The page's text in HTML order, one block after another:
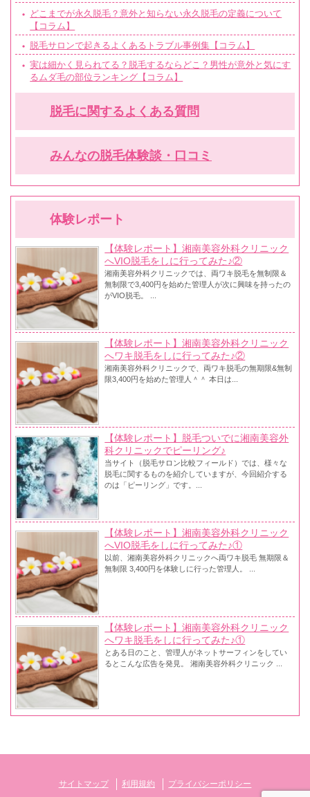
どこまでが永久脱毛？意外と知らない永久脱毛の定義について
【コラム】
脱毛サロンで起きるよくあるトラブル事例集【コラム】
実は細かく見られてる？脱毛するならどこ？男性が意外と気にす
るムダ毛の部位ランキング【コラム】
脱毛に関するよくある質問
みんなの脱毛体験談・口コミ
体験レポート
【体験レポート】湘南美容外科クリニック
へVIO脱毛をしに行ってみた♪②
湘南美容外科クリニックでは、両ワキ脱毛を無制限＆
無制限で3,400円を始めた管理人が次に興味を持ったの
がVIO脱毛。 ...
【体験レポート】湘南美容外科クリニック
へワキ脱毛をしに行ってみた♪②
湘南美容外科クリニックで、両ワキ脱毛の無期限&無制
限3,400円を始めた管理人＾＾ 本日は...
【体験レポート】脱毛ついでに湘南美容外
科クリニックでピーリング♪
当サイト（脱毛サロン比較フィールド）では、様々な
脱毛に関するものを紹介していますが、今回紹介する
のは「ピーリング」です。...
【体験レポート】湘南美容外科クリニック
へVIO脱毛をしに行ってみた♪①
以前、湘南美容外科クリニックへ両ワキ脱毛 無期限＆
無制限 3,400円を体験しに行った管理人。 ...
【体験レポート】湘南美容外科クリニック
へワキ脱毛をしに行ってみた♪①
とある日のこと、管理人がネットサーフィンをしてい
るとこんな広告を発見。 湘南美容外科クリニック ...
サイトマップ 利用規約 プライバシーポリシー